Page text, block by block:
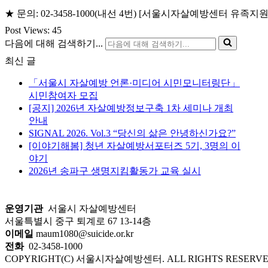
★ 문의: 02-3458-1000(내선 4번) [서울시자살예방센터 유족지
Post Views: 45
다음에 대해 검색하기...
최신 글
「서울시 자살예방 언론·미디어 시민모니터링단」
시민참여자 모집
[공지] 2026년 자살예방정보구축 1차 세미나 개최
안내
SIGNAL 2026. Vol.3 “당신의 삶은 안녕하신가요?”
[이야기해봄] 청년 자살예방서포터즈 5기, 3명의 이
야기
2026년 송파구 생명지킴활동가 교육 실시
운영기관서울시 자살예방센터
서울특별시 중구 퇴계로 67 13-14층
이메일 maum1080@suicide.or.kr
전화 02-3458-1000
COPYRIGHT(C) 서울시자살예방센터. ALL RIGHTS